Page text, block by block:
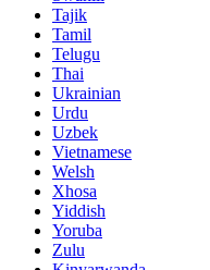
Tajik
Tamil
Telugu
Thai
Ukrainian
Urdu
Uzbek
Vietnamese
Welsh
Xhosa
Yiddish
Yoruba
Zulu